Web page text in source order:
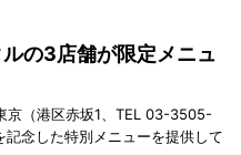
の3店舗が限定メニュ
京（港区赤坂1、TEL 03-3505-
記念した特別メニューを提供して